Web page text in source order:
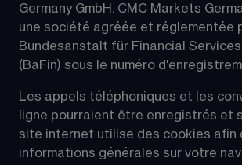
Germany GmbH. CMC Markets
une société agréée et réglementée
Bundesanstalt für Financial
(BaFin) sous le numéro
Les appels téléphoniques et les
ligne pourraient être enregistrés et
site internet utilise des cookies afin
informations générales sur votre